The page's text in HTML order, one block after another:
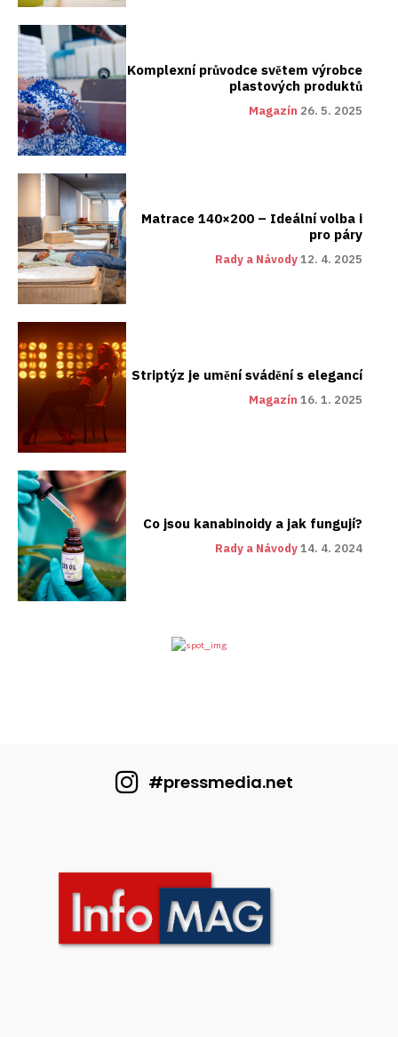
Komplexní průvodce světem výrobce
plastových produktů
Magazín 26. 5. 2025
Matrace 140×200 – Ideální volba i
pro páry
Rady a Návody12. 4. 2025
Striptýz je umění svádění s elegancí
Magazín 16. 1. 2025
Co jsou kanabinoidy a jak fungují?
Rady a Návody14. 4. 2024
#pressmedia.net